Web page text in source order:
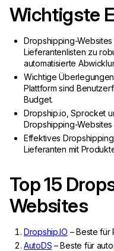
Wichtigste
Dropshipping-
Lieferantenlisten zu
automatisierte
Wichtige
Plattform sind
Budget.
Dropship.io, Sprocket
Dropshipping-
Effektives
Lieferanten mit
Top 15
Websites
Dropship.IO – Beste für
AutoDS – Beste für